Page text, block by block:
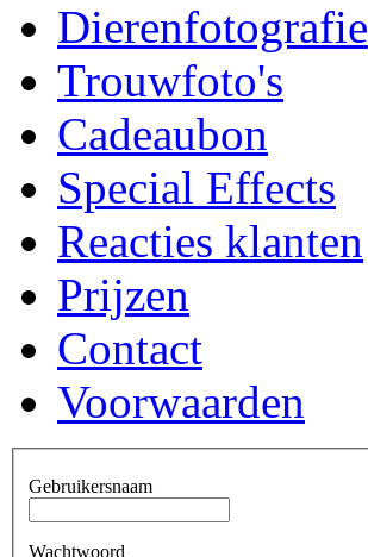
Dierenfotografie
Trouwfoto's
Cadeaubon
Special Effects
Reacties klanten
Prijzen
Contact
Voorwaarden
Gebruikersnaam
Wachtwoord